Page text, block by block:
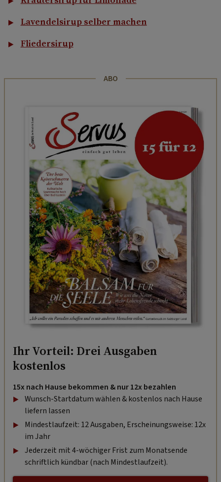
Lavendelsirup selber machen
Fliedersirup
ABO
Ihr Vorteil: Drei Ausgaben
kostenlos
15x nach Hause bekommen & nur 12x bezahlen
Wunsch-Startdatum wählen & kostenlos nach Hause
liefern lassen
Mindestlaufzeit: 12 Ausgaben, Erscheinungsweise: 12x
im Jahr
Jederzeit mit 4-wöchiger Frist zum Monatsende
schriftlich kündbar (nach Mindestlaufzeit).